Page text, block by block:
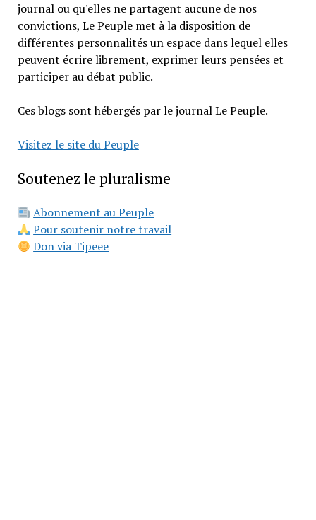
journal ou qu'elles ne partagent aucune de nos
convictions, Le Peuple met à la disposition de
différentes personnalités un espace dans lequel elles
peuvent écrire librement, exprimer leurs pensées et
participer au débat public.
Ces blogs sont hébergés par le journal Le Peuple.
Visitez le site du Peuple
Soutenez le pluralisme
Abonnement au Peuple
Pour soutenir notre travail
Don via Tipeee